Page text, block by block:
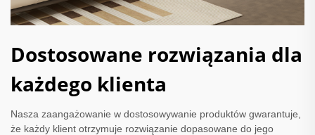
Dostosowane rozwiązania dla
każdego klienta
Nasza zaangażowanie w dostosowywanie produktów gwarantuje,
że każdy klient otrzymuje rozwiązanie dopasowane do jego